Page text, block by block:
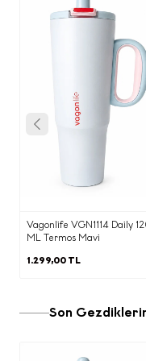
"Hesabım" alanında yer
"Sipariş Detayı"
çıkan iade kodu ile birlikte
gönderiminizi
iadelerde kargo ücreti
Vagonlife VGN1114 Daily
ML Termos Mavi
1.299,00 TL
Son
kapsamda
a)
6698 sayılı
Kanunu (“
verileriniz;
tarafından
b) Kişisel
Siz değerli
reklam ve
gönderilmesi
Ürün/